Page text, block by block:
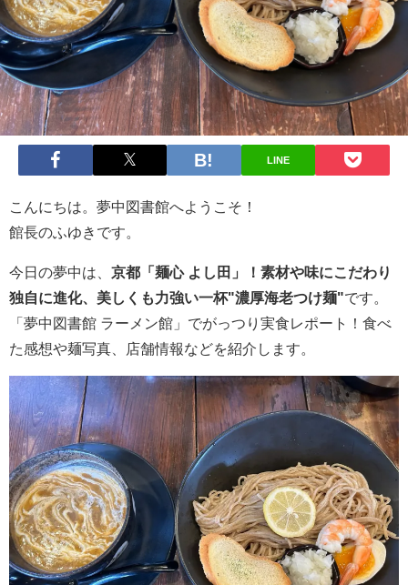
LINE
こんにちは。夢中図書館へようこそ！
館長のふゆきです。
今日の夢中は、 京都「麺心 よし田」！素材や味にこだわり
独自に進化、美しくも力強い一杯"濃厚海老つけ麺"です。
「夢中図書館 ラーメン館」でがっつり実食レポート！食べ
た感想や麺写真、店舗情報などを紹介します。